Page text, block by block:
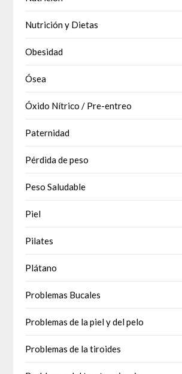
Nutrición y Dietas
Obesidad
Ósea
Óxido Nítrico / Pre-entreo
Paternidad
Pérdida de peso
Peso Saludable
Piel
Pilates
Plátano
Problemas Bucales
Problemas de la piel y del pelo
Problemas de la tiroides